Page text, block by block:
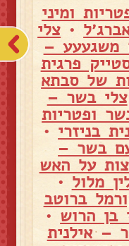
5 עם פטריות ומיני
• צלי
משגעעע –
פרגית
של סבתא
צלי בשר –
ופטריות
בניזרי •
בשר –
על האש
מלול •
ברוטב
בן הרוש •
– אילנית